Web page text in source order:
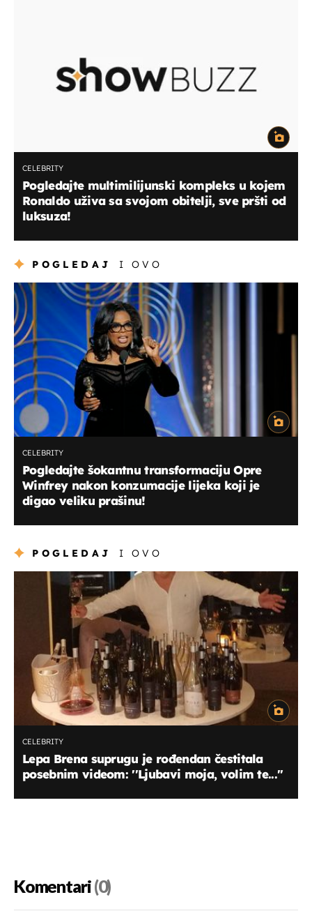
CELEBRITY
Pogledajte multimilijunski kompleks u kojem
Ronaldo uživa sa svojom obitelji, sve pršti od
luksuza!
POGLEDAJ I OVO
CELEBRITY
Pogledajte šokantnu transformaciju Opre
Winfrey nakon konzumacije lijeka koji je
digao veliku prašinu!
POGLEDAJ I OVO
CELEBRITY
Lepa Brena suprugu je rođendan čestitala
posebnim videom: ''Ljubavi moja, volim te...''
Komentari(0)